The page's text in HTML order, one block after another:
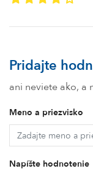
Pridajte
ani neviete ako,
Meno a priezvisko
Napíšte hodnotenie